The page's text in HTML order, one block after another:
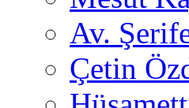
Av.
Çetin